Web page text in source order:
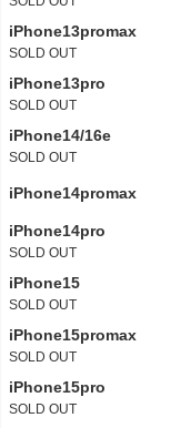
iPhone13promax
SOLD OUT
iPhone13pro
SOLD OUT
iPhone14/16e
SOLD OUT
iPhone14promax
iPhone14pro
SOLD OUT
iPhone15
SOLD OUT
iPhone15promax
SOLD OUT
iPhone15pro
SOLD OUT